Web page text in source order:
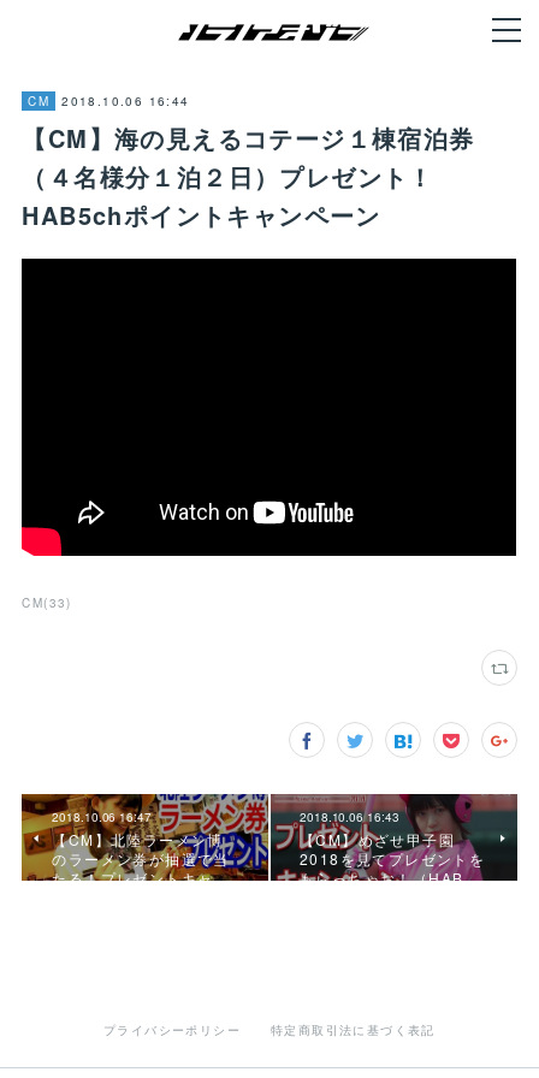
CM 2018.10.06 16:44
【CM】海の見えるコテージ１棟宿泊券
（４名様分１泊２日）プレゼント！
HAB5chポイントキャンペーン
CM(33)
2018.10.06 16:47
【CM】北陸ラーメン博
のラーメン券が抽選で当
たる！プレゼントキャ…
2018.10.06 16:43
【CM】めざせ甲子園
2018を見てプレゼントを
もらっちゃお！（HAB…
プライバシーポリシー 特定商取引法に基づく表記